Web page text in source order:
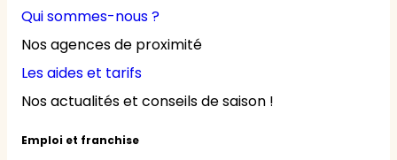
Qui sommes-nous ?
Nos agences de proximité
Les aides et tarifs
Nos actualités et conseils de saison !
Emploi et franchise